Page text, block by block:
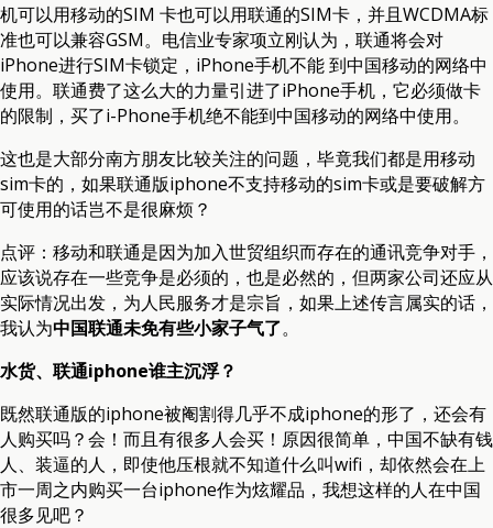
机可以用移动的SIM 卡也可以用联通的SIM卡，并且WCDMA标
准也可以兼容GSM。电信业专家项立刚认为，联通将会对
iPhone进行SIM卡锁定，iPhone手机不能 到中国移动的网络中
使用。联通费了这么大的力量引进了iPhone手机，它必须做卡
的限制，买了i-Phone手机绝不能到中国移动的网络中使用。
这也是大部分南方朋友比较关注的问题，毕竟我们都是用移动
sim卡的，如果联通版iphone不支持移动的sim卡或是要破解方
可使用的话岂不是很麻烦？
点评：移动和联通是因为加入世贸组织而存在的通讯竞争对手，
应该说存在一些竞争是必须的，也是必然的，但两家公司还应从
实际情况出发，为人民服务才是宗旨，如果上述传言属实的话，
我认为中国联通未免有些小家子气了。
水货、联通iphone谁主沉浮？
既然联通版的iphone被阉割得几乎不成iphone的形了，还会有
人购买吗？会！而且有很多人会买！原因很简单，中国不缺有钱
人、装逼的人，即使他压根就不知道什么叫wifi，却依然会在上
市一周之内购买一台iphone作为炫耀品，我想这样的人在中国
很多见吧？